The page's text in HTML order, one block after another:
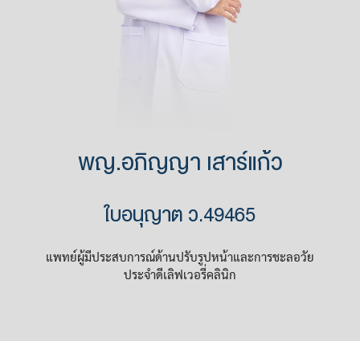
พญ.อภิญญา เสาร์แก้ว
ใบอนุญาต ว.49465
แพทย์ผู้มีประสบการณ์ด้านปรับรูปหน้าและการชะลอวัย
ประจำดีเลิฟเวอรี่คลินิก